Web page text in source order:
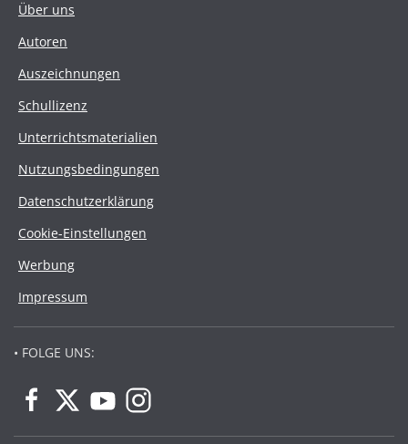
Über uns
Autoren
Auszeichnungen
Schullizenz
Unterrichtsmaterialien
Nutzungsbedingungen
Datenschutzerklärung
Cookie-Einstellungen
Werbung
Impressum
• FOLGE UNS: